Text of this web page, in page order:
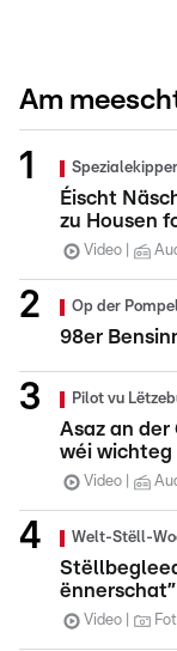
Am
Éischt
zu Housen
Video
Op der
98er
Pilot vu
Asaz an
wéi wichteg
Video
Welt-Stëll-
ënnerschat”
Video